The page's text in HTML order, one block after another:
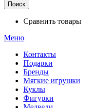
Поиск
Сравнить товары
Меню
Контакты
Подарки
Бренды
Мягкие игрушки
Куклы
Фигурки